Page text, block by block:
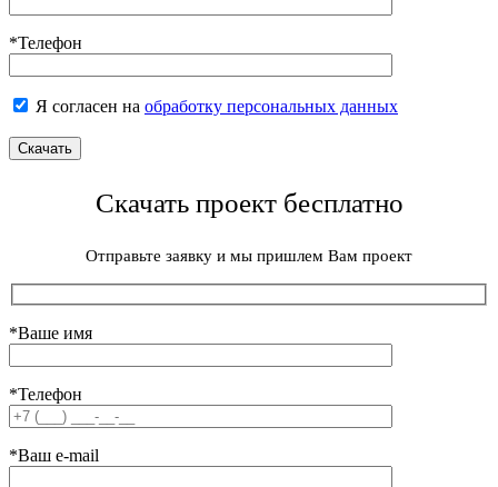
*Телефон
Я согласен на обработку персональных данных
Скачать проект бесплатно
Отправьте заявку и мы пришлем Вам проект
*Ваше имя
*Телефон
*Ваш e-mail